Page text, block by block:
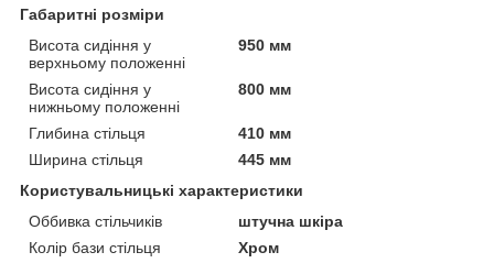
Габаритні розміри
Висота сидіння у
верхньому положенні
950 мм
Висота сидіння у
нижньому положенні
800 мм
Глибина стільця
410 мм
Ширина стільця
445 мм
Користувальницькі характеристики
Оббивка стільчиків
штучна шкіра
Колір бази стільця
Хром